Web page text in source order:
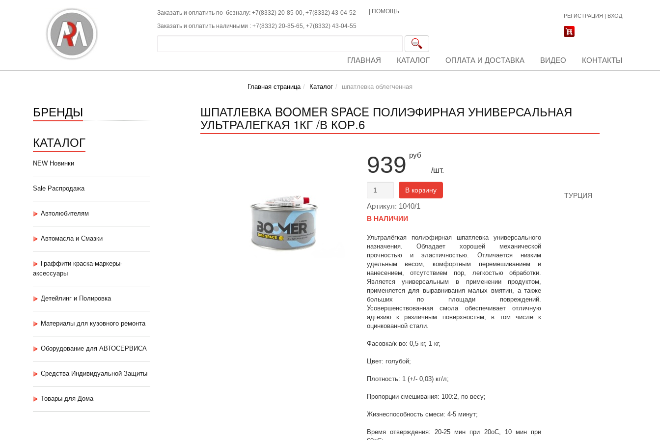
Заказать и оплатить по безналу: +7(8332) 20-85-00, +7(8332) 43-04-52
Заказать и оплатить наличными : +7(8332) 20-85-65, +7(8332) 43-04-55
ПОМОЩЬ
РЕГИСТРАЦИЯ | ВХОД
ГЛАВНАЯ КАТАЛОГ ОПЛАТА И ДОСТАВКА ВИДЕО КОНТАКТЫ
Главная страница Каталог шпатлевка облегченная
БРЕНДЫ
КАТАЛОГ
NEW Новинки
Sale Распродажа
Автолюбителям
Автомасла и Смазки
Граффити краска-маркеры-
аксессуары
Детейлинг и Полировка
Материалы для кузовного ремонта
Оборудование для АВТОСЕРВИСА
Средства Индивидуальной Защиты
Товары для Дома
ШПАТЛЕВКА BOOMER SPACE ПОЛИЭФИРНАЯ УНИВЕРСАЛЬНАЯ
УЛЬТРАЛЕГКАЯ 1КГ /В КОР.6
939 руб
/шт.
В корзину
Артикул: 1040/1
В НАЛИЧИИ
Ультралёгкая полиэфирная шпатлевка универсального
назначения. Обладает хорошей механической
прочностью и эластичностью. Отличается низким
удельным весом, комфортным перемешиванием и
нанесением, отсутствием пор, легкостью обработки.
Является универсальным в применении продуктом,
применяется для выравнивания малых вмятин, а также
больших по площади повреждений.
Усовершенствованная смола обеспечивает отличную
адгезию к различным поверхностям, в том числе к
оцинкованной стали.
Фасовка/к-во: 0,5 кг, 1 кг,
Цвет: голубой;
Плотность: 1 (+/- 0,03) кг/л;
Пропорции смешивания: 100:2, по весу;
Жизнеспособность смеси: 4-5 минут;
Время отверждения: 20-25 мин при 20oC, 10 мин при
ТУРЦИЯ